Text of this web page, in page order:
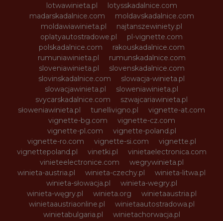
lotwawinieta.pl
lotysskadalnice.com
madarskadalnice.com
moldavskadalnice.com
moldawiawinieta.pl
najtanszewiniety.pl
oplatyautostradowe.pl
pl-vignette.com
polskadalnice.com
rakouskadalnice.com
rumuniawinieta.pl
rumunskadalnice.com
sloveniawinieta.pl
slovenskadalnice.com
slovinskadalnice.com
slowacja-winieta.pl
slowacjawinieta.pl
sloweniawinieta.pl
svycarskadalnice.com
szwajcariawinieta.pl
słoweniawinieta.pl
tunellivigno.pl
vignette-at.com
vignette-bg.com
vignette-cz.com
vignette-pl.com
vignette-poland.pl
vignette-ro.com
vignette-si.com
vignette.pl
vignettepoland.pl
vinetki.pl
vinietaelectronica.com
vinieteelectronice.com
wegrywinieta.pl
winieta-austria.pl
winieta-czechy.pl
winieta-litwa.pl
winieta-słowacja.pl
winieta-wegry.pl
winieta-węgry.pl
winieta.org
winietaaustria.pl
winietaaustriaonline.pl
winietaautostradowa.pl
winietabulgaria.pl
winietachorwacja.pl